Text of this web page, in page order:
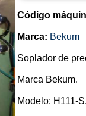
Código
Marca: Bekum
Soplador de
Marca Bekum.
Modelo: H111-